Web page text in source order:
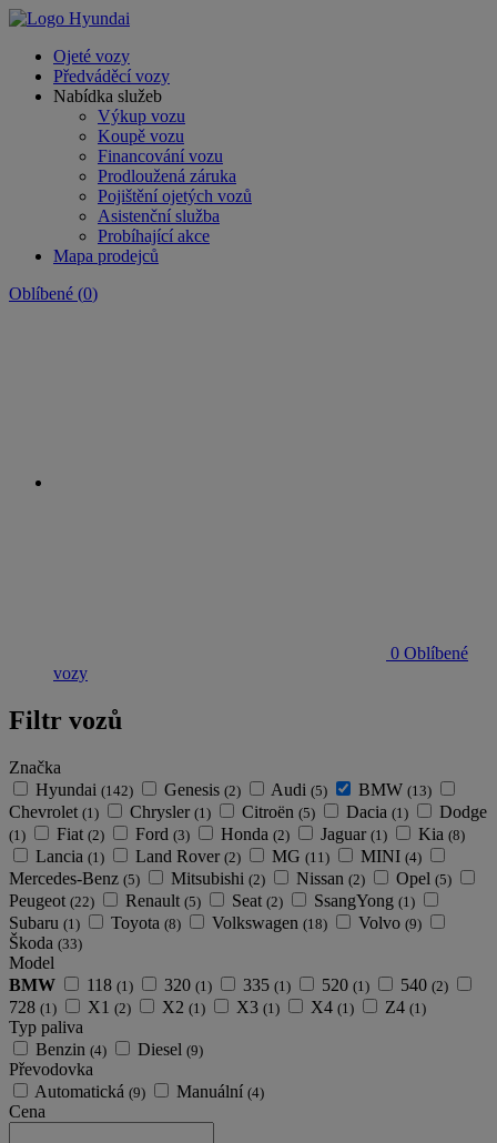
Ojeté vozy
Předváděcí vozy
Nabídka služeb
Výkup vozu
Koupě vozu
Financování vozu
Prodloužená záruka
Pojištění ojetých vozů
Asistenční služba
Probíhající akce
Mapa prodejců
Oblíbené (0)
0 Oblíbené
vozy
Filtr vozů
Značka
Hyundai (142) Genesis (2) Audi (5) BMW (13)
Chevrolet (1) Chrysler (1) Citroën (5) Dacia (1) Dodge
(1) Fiat (2) Ford (3) Honda (2) Jaguar (1) Kia (8)
Lancia (1) Land Rover (2) MG (11) MINI (4)
Mercedes-Benz (5) Mitsubishi (2) Nissan (2) Opel (5)
Peugeot (22) Renault (5) Seat (2) SsangYong (1)
Subaru (1) Toyota (8) Volkswagen (18) Volvo (9)
Škoda (33)
Model
BMW
118 (1) 320 (1) 335 (1) 520 (1) 540 (2)
728 (1) X1 (2) X2 (1) X3 (1) X4 (1) Z4 (1)
Typ paliva
Benzin (4) Diesel (9)
Převodovka
Automatická (9) Manuální (4)
Cena